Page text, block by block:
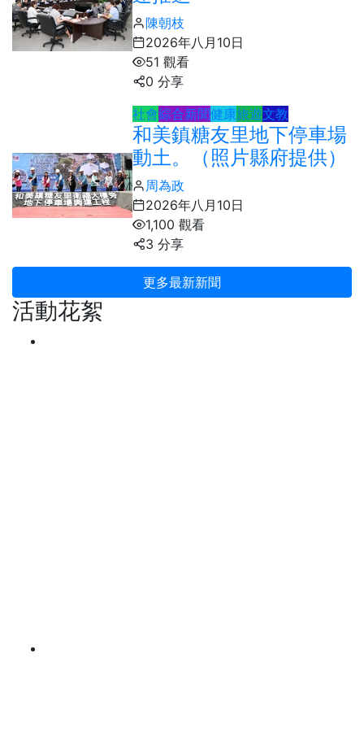
陳朝枝
2026年八月10日
51 觀看
0 分享
社會綜合新聞健康旅遊文教
和美鎮糖友里地下停車場
動土。（照片縣府提供）
周為政
2026年八月10日
1,100 觀看
3 分享
更多最新新聞
活動花絮